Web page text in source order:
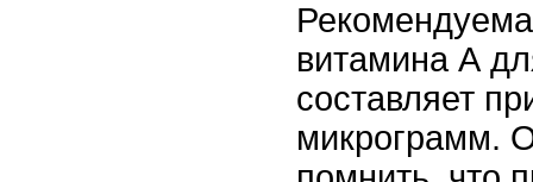
витамина А
составляет
микрограмм.